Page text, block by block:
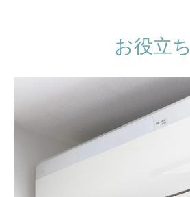
お役立ち